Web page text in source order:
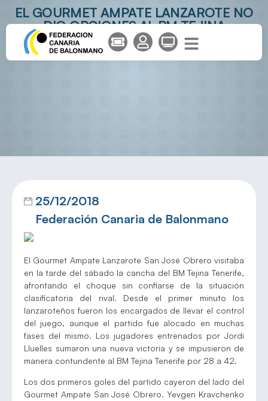
EL GOURMET AMPATE LANZAROTE NO
DIO OPCIONES AL BM TEJINA
TENERIFE
25/12/2018
Federación Canaria de Balonmano
El Gourmet Ampate Lanzarote San José Obrero visitaba
en la tarde del sábado la cancha del BM Tejina Tenerife,
afrontando el choque sin confiarse de la situación
clasificatoria del rival. Desde el primer minuto los
lanzaroteños fueron los encargados de llevar el control
del juego, aunque el partido fue alocado en muchas
fases del mismo. Los jugadores entrenados por Jordi
Lluelles sumaron una nueva victoria y se impusieron de
manera contundente al BM Tejina Tenerife por 28 a 42.
Los dos primeros goles del partido cayeron del lado del
Gourmet Ampate San José Obrero. Yevgen Kravchenko